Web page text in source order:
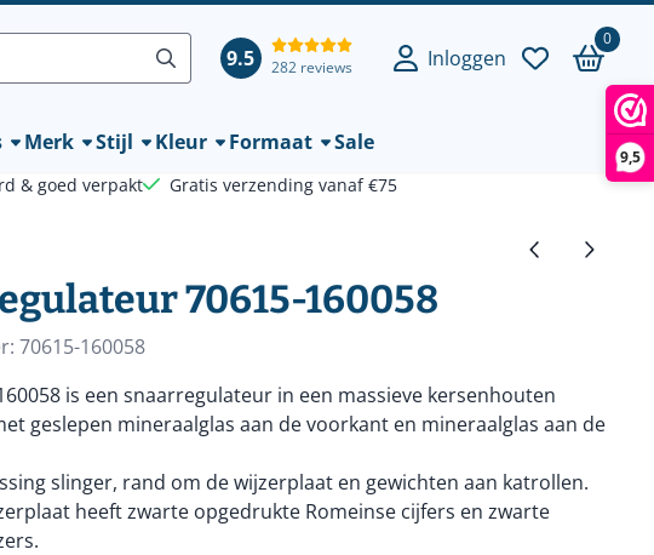
9,5
9.5 282 reviews Inloggen
0
Merk Stijl Kleur Formaat Sale
& goed verpakt
Gratis verzending vanaf €75
70615-160058
70615-160058
is een snaarregulateur in een massieve kersenhouten
geslepen mineraalglas aan de voorkant en mineraalglas aan de
slinger, rand om de wijzerplaat en gewichten aan katrollen.
heeft zwarte opgedrukte Romeinse cijfers en zwarte